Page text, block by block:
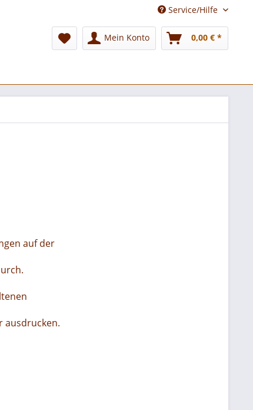
Service/Hilfe
Mein Konto 0,00 € *
auf der
ausdrucken.